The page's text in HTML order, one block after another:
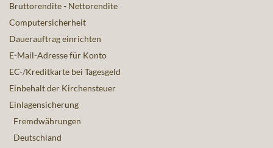
Bruttorendite - Nettorendite
Computersicherheit
Dauerauftrag einrichten
E-Mail-Adresse für Konto
EC-/Kreditkarte bei Tagesgeld
Einbehalt der Kirchensteuer
Einlagensicherung
Fremdwährungen
Deutschland